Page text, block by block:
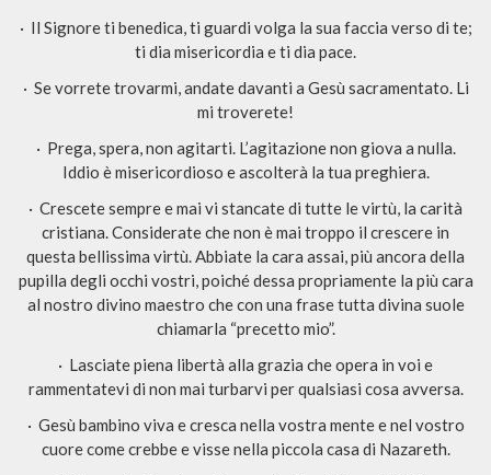
· Il Signore ti benedica, ti guardi volga la sua faccia verso di te;
ti dia misericordia e ti dia pace.
· Se vorrete trovarmi, andate davanti a Gesù sacramentato. Li
mi troverete!
· Prega, spera, non agitarti. L’agitazione non giova a nulla.
Iddio è misericordioso e ascolterà la tua preghiera.
· Crescete sempre e mai vi stancate di tutte le virtù, la carità
cristiana. Considerate che non è mai troppo il crescere in
questa bellissima virtù. Abbiate la cara assai, più ancora della
pupilla degli occhi vostri, poiché dessa propriamente la più cara
al nostro divino maestro che con una frase tutta divina suole
chiamarla “precetto mio”.
· Lasciate piena libertà alla grazia che opera in voi e
rammentatevi di non mai turbarvi per qualsiasi cosa avversa.
· Gesù bambino viva e cresca nella vostra mente e nel vostro
cuore come crebbe e visse nella piccola casa di Nazareth.